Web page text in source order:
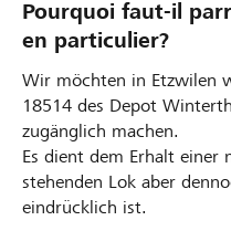
Pourquoi faut-il
en particulier?
Wir möchten in Etzwilen
18514 des Depot
zugänglich machen.
Es dient dem Erhalt
stehenden Lok aber
eindrücklich ist.